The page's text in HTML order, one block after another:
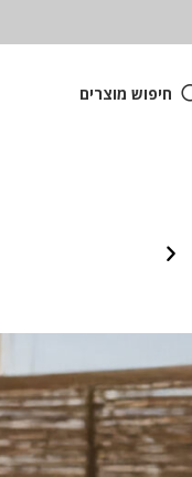
חיפוש מוצרים